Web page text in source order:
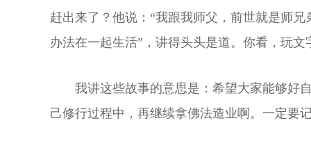
赶出来了？他说：“我跟我师父，前世就是师
办法在一起生活”，讲得头头是道。你看，玩
我讲这些故事的意思是：希望大家能够好
己修行过程中，再继续拿佛法造业啊。一定要